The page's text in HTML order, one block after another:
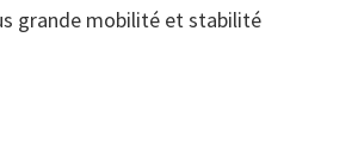
grande mobilité et stabilité